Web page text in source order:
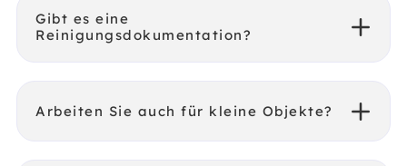
Gibt es eine
Reinigungsdokumentation?
Arbeiten Sie auch für kleine Objekte?